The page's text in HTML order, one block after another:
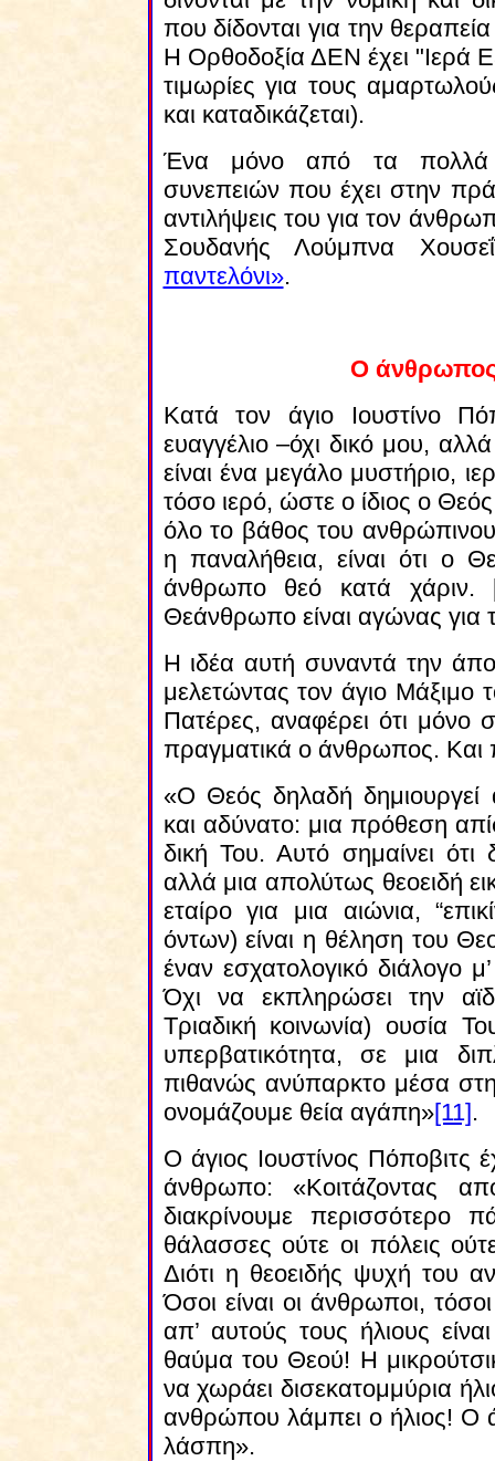
που δίδονται για την
Η Ορθοδοξία ΔΕΝ έχει "Ιερά
τιμωρίες για τους
και καταδικάζεται).
Ένα μόνο από τα πολλά
συνεπειών που έχει στην
αντιλήψεις του για τον
Σουδανής Λούμπνα
παντελόνι».
Ο άνθρωπος
Κατά τον άγιο Ιουστίνο
ευαγγέλιο –όχι δικό μου,
είναι ένα μεγάλο μυστήριο,
τόσο ιερό, ώστε ο ίδιος ο
όλο το βάθος του
η παναλήθεια, είναι ότι ο
άνθρωπο θεό κατά
Θεάνθρωπο είναι αγώνας
Η ιδέα αυτή συναντά την
μελετώντας τον άγιο Μάξιμο
Πατέρες, αναφέρει ότι μόνο
πραγματικά ο άνθρωπος. Και
«Ο Θεός δηλαδή δημιουργεί
και αδύνατο: μια πρόθεση
δική Του. Αυτό σημαίνει
αλλά μια απολύτως θεοειδή
εταίρο για μια αιώνια,
όντων) είναι η θέληση του
έναν εσχατολογικό διάλογο
Όχι να εκπληρώσει την
Τριαδική κοινωνία) ουσία
υπερβατικότητα, σε μια
πιθανώς ανύπαρκτο μέσα
ονομάζουμε θεία αγάπη»[11].
Ο άγιος Ιουστίνος Πόποβιτς
άνθρωπο: «Κοιτάζοντας
διακρίνουμε
θάλασσες ούτε οι πόλεις
Διότι η θεοειδής ψυχή του
Όσοι είναι οι άνθρωποι,
απ’ αυτούς τους ήλιους
θαύμα του Θεού! Η
να χωράει δισεκατομμύρια
ανθρώπου λάμπει ο ήλιος! Ο
λάσπη».